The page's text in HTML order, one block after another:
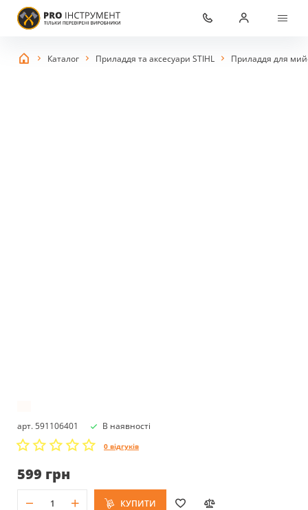
Каталог Приладдя та аксесуари STIHL Приладдя для
арт. 591106401 В наявності
0 відгуків
599 грн
КУПИТИ